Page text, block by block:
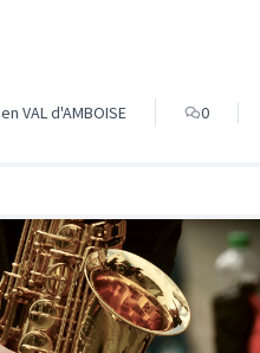
VAL d'AMBOISE
0